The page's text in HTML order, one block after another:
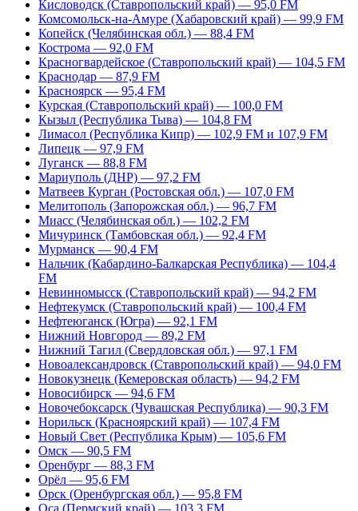
Кисловодск (Ставропольский край) — 95,0 FM
Комсомольск-на-Амуре (Хабаровский край) — 99,9 FM
Копейск (Челябинская обл.) — 88,4 FM
Кострома — 92,0 FM
Красногвардейское (Ставропольский край) — 104,5 FM
Краснодар — 87,9 FM
Красноярск — 95,4 FM
Курская (Ставропольский край) — 100,0 FM
Кызыл (Республика Тыва) — 104,8 FM
Лимасол (Республика Кипр) — 102,9 FM и 107,9 FM
Липецк — 97,9 FM
Луганск — 88,8 FM
Мариуполь (ДНР) — 97,2 FM
Матвеев Курган (Ростовская обл.) — 107,0 FM
Мелитополь (Запорожская обл.) — 96,7 FM
Миасс (Челябинская обл.) — 102,2 FM
Мичуринск (Тамбовская обл.) — 92,4 FM
Мурманск — 90,4 FM
Нальчик (Кабардино-Балкарская Республика) — 104,4
FM
Невинномысск (Ставропольский край) — 94,2 FM
Нефтекумск (Ставропольский край) — 100,4 FM
Нефтеюганск (Югра) — 92,1 FM
Нижний Новгород — 89,2 FM
Нижний Тагил (Свердловская обл.) — 97,1 FM
Новоалександровск (Ставропольский край) — 94,0 FM
Новокузнецк (Кемеровская область) — 94,2 FM
Новосибирск — 94,6 FM
Новочебоксарск (Чувашская Республика) — 90,3 FM
Норильск (Красноярский край) — 107,4 FM
Новый Свет (Республика Крым) — 105,6 FM
Омск — 90,5 FM
Оренбург — 88,3 FM
Орёл — 95,6 FM
Орск (Оренбургская обл.) — 95,8 FM
Оса (Пермский край) — 103,3 FM